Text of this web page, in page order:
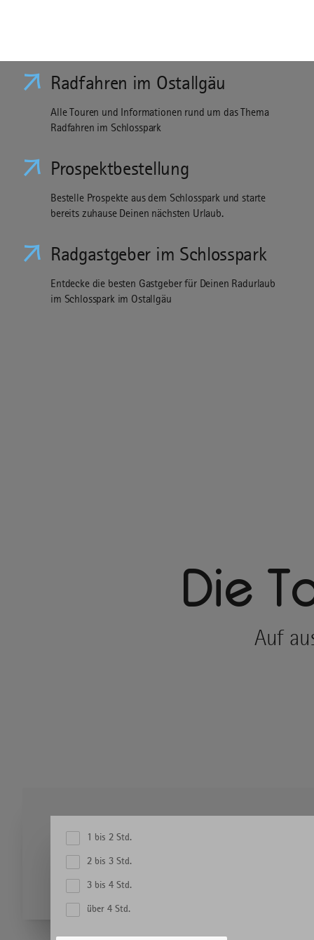
Radfahren im Ostallgäu
Alle Touren und Informationen rund um das Thema
Radfahren im Schlosspark
Prospektbestellung
Bestelle Prospekte aus dem Schlosspark und starte
bereits zuhause Deinen nächsten Urlaub.
Radgastgeber im Schlosspark
Entdecke die besten Gastgeber für Deinen Radurlaub
im Schlosspark im Ostallgäu
Die
Auf
1 bis 2 Std.
2 bis 3 Std.
3 bis 4 Std.
über 4 Std.
Dauer
Filter zurücksetzen